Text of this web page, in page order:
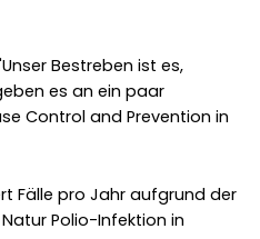
Bestreben ist es,
es an ein paar
Control and Prevention in
Fälle pro Jahr aufgrund der
Polio-Infektion in